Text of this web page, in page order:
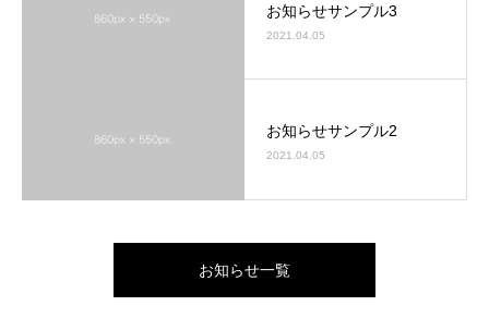
お知らせサンプル3
2021.04.05
お知らせサンプル2
2021.04.05
お知らせ一覧